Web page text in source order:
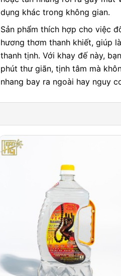
dụng khác trong không gian.
Sản phẩm thích hợp cho việc
hương thơm thanh khiết, giúp
thanh tịnh. Với khay đế này,
phút thư giãn, tịnh tâm mà
nhang bay ra ngoài hay nguy